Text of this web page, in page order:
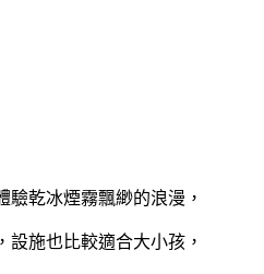
驗乾冰煙霧飄緲的浪漫，
設施也比較適合大小孩，